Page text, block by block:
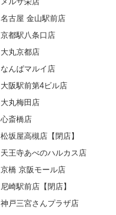
名古屋 金山駅前店
京都駅八条口店
大丸京都店
なんばマルイ店
大阪駅前第4ビル店
大丸梅田店
心斎橋店
松坂屋高槻店【閉店】
天王寺あべのハルカス店
京橋 京阪モール店
尼崎駅前店【閉店】
神戸三宮さんプラザ店